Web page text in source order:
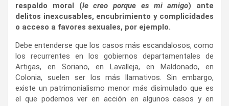
respaldo moral (le creo porque es mi amigo) ante
delitos inexcusables, encubrimiento y complicidades
o acceso a favores sexuales, por ejemplo.
Debe entenderse que los casos más escandalosos, como
los recurrentes en los gobiernos departamentales de
Artigas, en Soriano, en Lavalleja, en Maldonado, en
Colonia, suelen ser los más llamativos. Sin embargo,
existe un patrimonialismo menor más disimulado que es
el que podemos ver en acción en algunos casos y en